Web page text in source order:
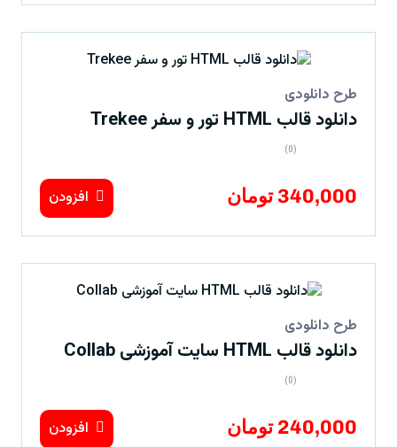
طرح دانلودی
دانلود قالب HTML تور و سفر Trekee
(0)
340,000 تومان افزودن
طرح دانلودی
دانلود قالب HTML سایت آموزشی Collab
(0)
240,000 تومان افزودن